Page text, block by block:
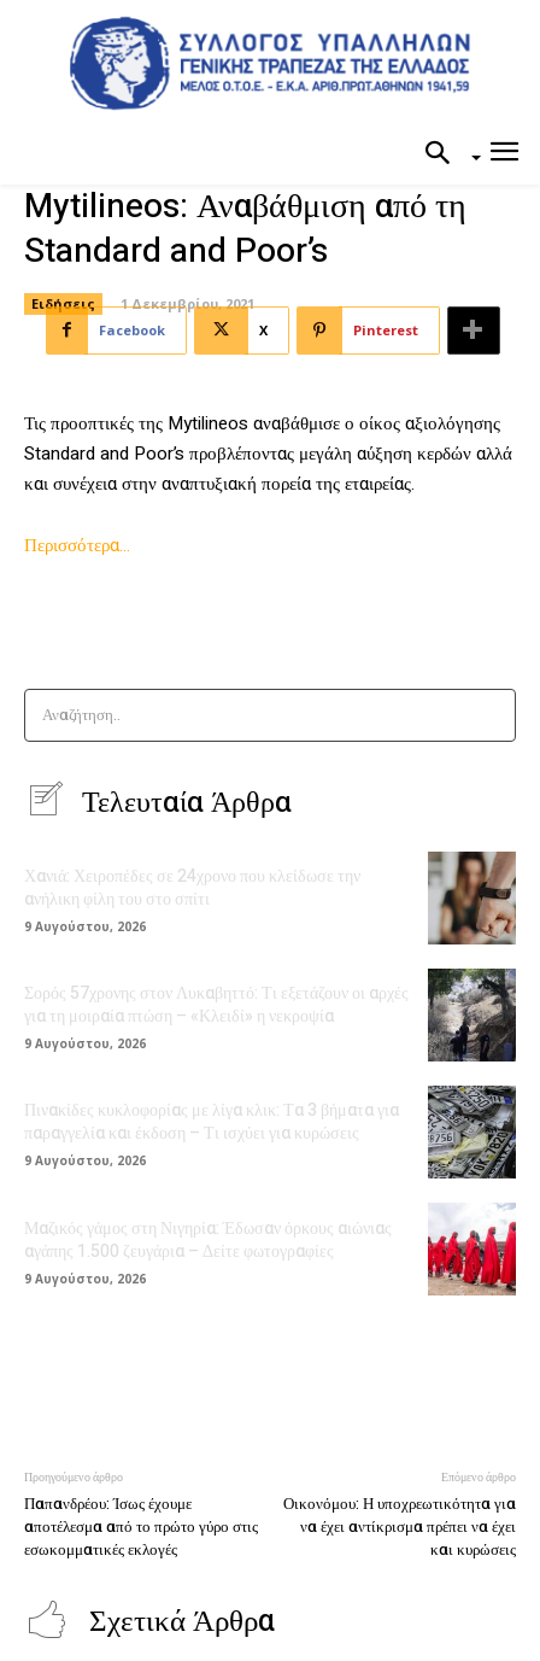
Mytilineos: Αναβάθμιση από τη
Standard and Poor’s
Ειδήσεις
1 Δεκεμβρίου, 2021
Facebook
X Pinterest
Τις προοπτικές της Mytilineos αναβάθμισε ο οίκος αξιολόγησης
Standard and Poor’s προβλέποντας μεγάλη αύξηση κερδών αλλά
και συνέχεια στην αναπτυξιακή πορεία της εταιρείας.
Περισσότερα…
Αναζήτηση..
Τελευταία Άρθρα
Χανιά: Χειροπέδες σε 24χρονο που κλείδωσε την
ανήλικη φίλη του στο σπίτι
9 Αυγούστου, 2026
Σορός 57χρονης στον Λυκαβηττό: Τι εξετάζουν οι αρχές
για τη μοιραία πτώση – «Κλειδί» η νεκροψία
9 Αυγούστου, 2026
Πινακίδες κυκλοφορίας με λίγα κλικ: Τα 3 βήματα για
παραγγελία και έκδοση – Τι ισχύει για κυρώσεις
9 Αυγούστου, 2026
Μαζικός γάμος στη Νιγηρία: Έδωσαν όρκους αιώνιας
αγάπης 1.500 ζευγάρια – Δείτε φωτογραφίες
9 Αυγούστου, 2026
Προηγούμενο άρθρο
Παπανδρέου: Ίσως έχουμε
αποτέλεσμα από το πρώτο γύρο στις
εσωκομματικές εκλογές
Επόμενο άρθρο
Οικονόμου: Η υποχρεωτικότητα για
να έχει αντίκρισμα πρέπει να έχει
και κυρώσεις
Σχετικά Άρθρα